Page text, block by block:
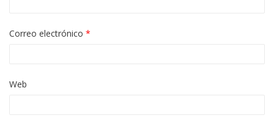
Correo electrónico *
Web